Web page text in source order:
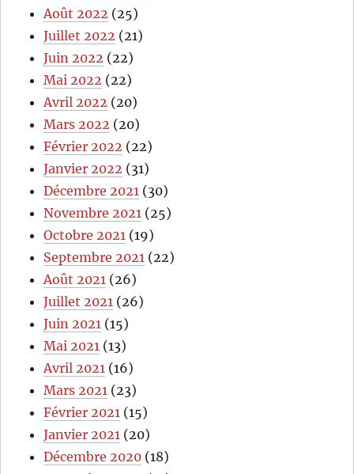
Août 2022 (25)
Juillet 2022 (21)
Juin 2022 (22)
Mai 2022 (22)
Avril 2022 (20)
Mars 2022 (20)
Février 2022 (22)
Janvier 2022 (31)
Décembre 2021 (30)
Novembre 2021 (25)
Octobre 2021 (19)
Septembre 2021 (22)
Août 2021 (26)
Juillet 2021 (26)
Juin 2021 (15)
Mai 2021 (13)
Avril 2021 (16)
Mars 2021 (23)
Février 2021 (15)
Janvier 2021 (20)
Décembre 2020 (18)